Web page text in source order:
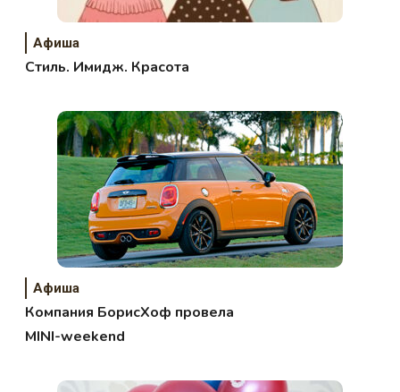
Афиша
Стиль. Имидж. Красота
Афиша
Компания БорисХоф провела
MINI-weekend